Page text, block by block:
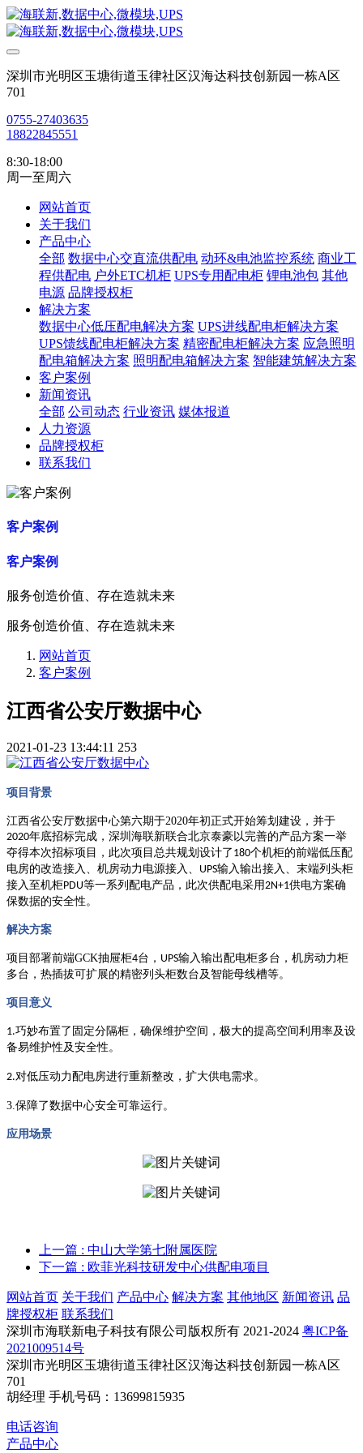
深圳市光明区玉塘街道玉律社区汉海达科技创新园一栋A区
701
0755-27403635
18822845551
8:30-18:00
周一至周六
网站首页
关于我们
产品中心
全部 数据中心交直流供配电 动环&电池监控系统 商业工
程供配电 户外ETC机柜 UPS专用配电柜 锂电池包 其他
电源 品牌授权柜
解决方案
数据中心低压配电解决方案 UPS进线配电柜解决方案
UPS馈线配电柜解决方案 精密配电柜解决方案 应急照明
配电箱解决方案 照明配电箱解决方案 智能建筑解决方案
客户案例
新闻资讯
全部 公司动态 行业资讯 媒体报道
人力资源
品牌授权柜
联系我们
客户案例
客户案例
服务创造价值、存在造就未来
服务创造价值、存在造就未来
网站首页
客户案例
江西省公安厅数据中心
2021-01-23 13:44:11 253
项目背景
江西省公安厅数据中心第六期于2020年初正式开始筹划建设，并于
2020年底招标完成，深圳海联新联合北京泰豪以完善的产品方案一举
夺得本次招标项目，此次项目总共规划设计了 180个机柜的前端低压配
电房的改造接入、机房动力电源接入、 UPS输入输出接入、末端列头柜
接入至机柜PDU等一系列配电产品，此次供配电采用2N+1供电方案确
保数据的安全性 。
解决方案
项目部署前端GCK抽屉柜4台， UPS输入输出配电柜多台，机房动力柜
多台，热插拔可扩展的精密列头柜数台及智能母线槽等。
项目意义
1.巧妙布置了 固定分隔柜 ，确保维护空间，极大的提高空间利用率及设
备易维护性及安全性 。
2.对低压动力配电房进行重新整改 ， 扩大供电需求。
3. 保障了数据中心安全可靠运行。
应用场景
上一篇 : 中山大学第七附属医院
下一篇 : 欧菲光科技研发中心供配电项目
网站首页 关于我们 产品中心 解决方案 其他地区 新闻资讯 品
牌授权柜 联系我们
深圳市海联新电子科技有限公司版权所有 2021-2024 粤ICP备
2021009514号
深圳市光明区玉塘街道玉律社区汉海达科技创新园一栋A区
701
胡经理 手机号码：13699815935
电话咨询
产品中心